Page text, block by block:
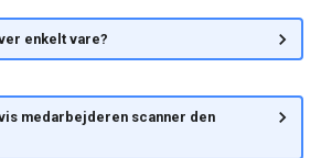
enkelt vare?
medarbejderen scanner den